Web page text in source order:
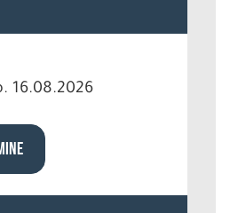
16.08.2026